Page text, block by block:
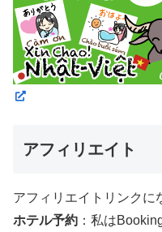
アフィリエイト
アフィリエイトリンクに
ホテル予約 ：私は